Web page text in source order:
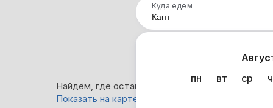
Куда едем
пн
вт ср
Найдём, где остановиться в Канте: 0 вариантов
Показать на карте